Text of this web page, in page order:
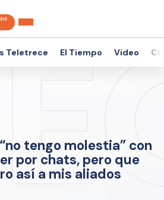
Teletrece El Tiempo Video
tengo molestia” con
por chats, pero que
así a mis aliados